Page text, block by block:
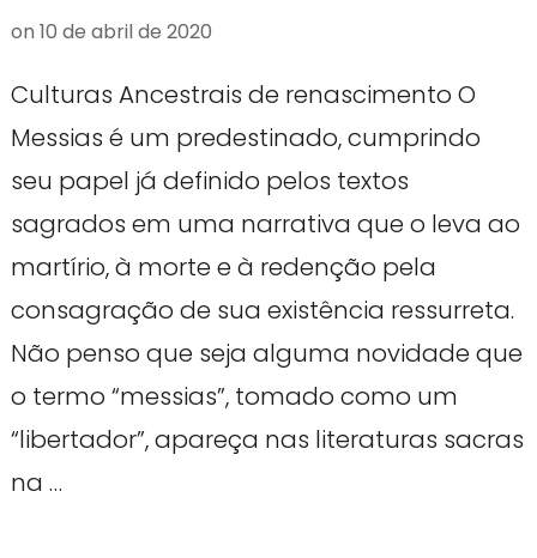
on 10 de abril de 2020
Culturas Ancestrais de renascimento O
Messias é um predestinado, cumprindo
seu papel já definido pelos textos
sagrados em uma narrativa que o leva ao
martírio, à morte e à redenção pela
consagração de sua existência ressurreta.
Não penso que seja alguma novidade que
o termo “messias”, tomado como um
“libertador”, apareça nas literaturas sacras
na …